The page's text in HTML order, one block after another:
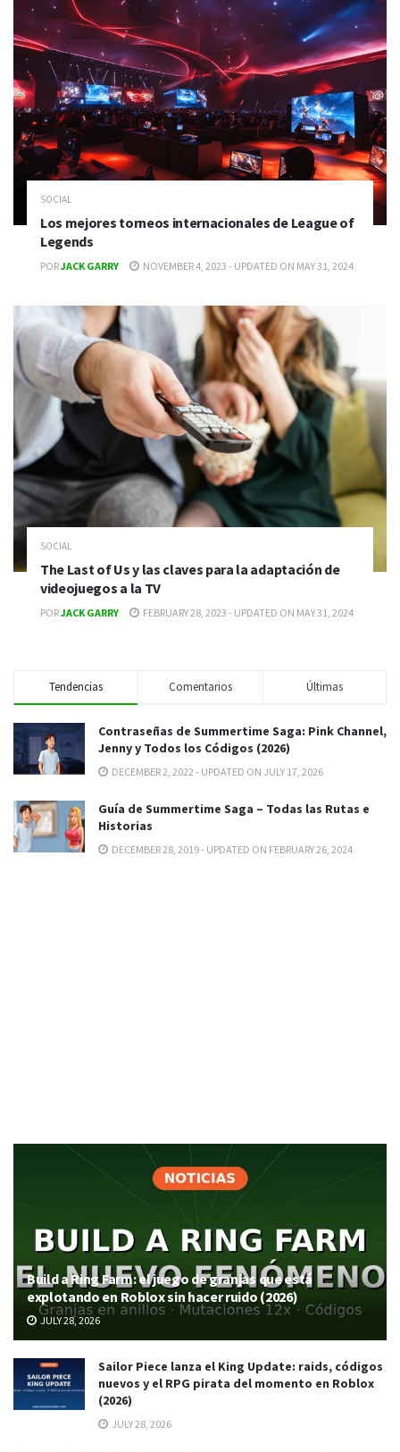
SOCIAL
Los mejores torneos internacionales de League of
Legends
PORJACK GARRY NOVEMBER 4, 2023 - UPDATED ON MAY 31, 2024
SOCIAL
The Last of Us y las claves para la adaptación de
videojuegos a la TV
PORJACK GARRY FEBRUARY 28, 2023 - UPDATED ON MAY 31, 2024
Tendencias Comentarios Últimas
Contraseñas de Summertime Saga: Pink Channel,
Jenny y Todos los Códigos (2026)
DECEMBER 2, 2022 - UPDATED ON JULY 17, 2026
Guía de Summertime Saga – Todas las Rutas e
Historias
DECEMBER 28, 2019 - UPDATED ON FEBRUARY 26, 2024
Build a Ring Farm: el juego de granjas que está
explotando en Roblox sin hacer ruido (2026)
JULY 28, 2026
Sailor Piece lanza el King Update: raids, códigos
nuevos y el RPG pirata del momento en Roblox
(2026)
JULY 28, 2026